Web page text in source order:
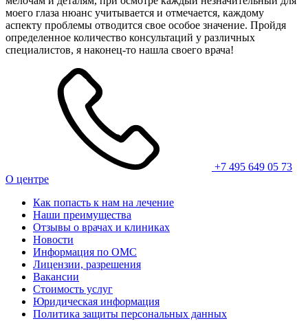
моего глаза нюанс учитывается и отмечается, каждому
аспекту проблемы отводится свое особое значение. Пройдя
определенное количество консультаций у различных
специалистов, я наконец-то нашла своего врача!
+7 495 649 05 73
О центре
Как попасть к нам на лечение
Наши преимущества
Отзывы о врачах и клиниках
Новости
Информация по ОМС
Лицензии, разрешения
Вакансии
Стоимость услуг
Юридическая информация
Политика защиты персональных данных